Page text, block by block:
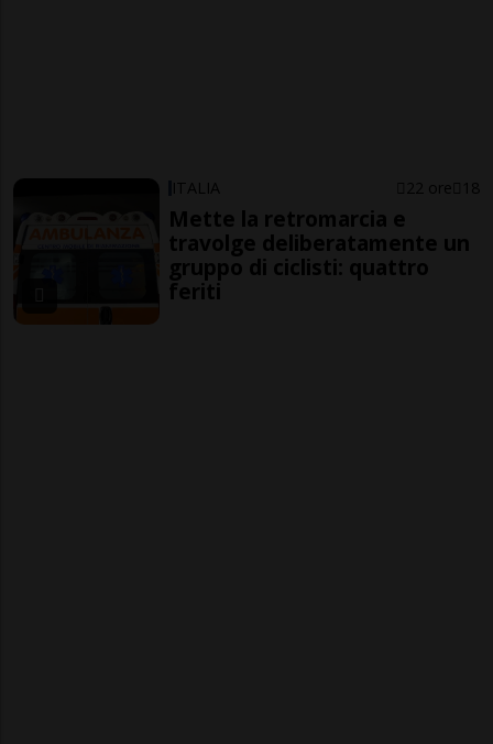
ITALIA 22 ore 18
Mette la retromarcia e
travolge deliberatamente un
gruppo di ciclisti: quattro
feriti